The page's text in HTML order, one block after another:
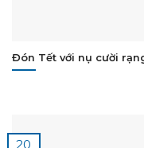
Đón Tết với nụ cười
20